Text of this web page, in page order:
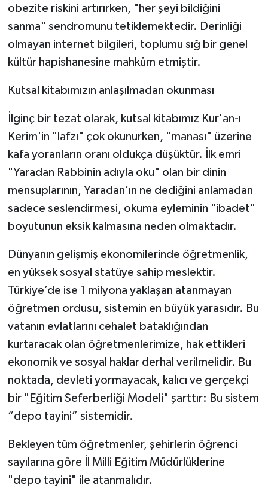
obezite riskini artırırken, "her şeyi bildiğini
sanma" sendromunu tetiklemektedir. Derinliği
olmayan internet bilgileri, toplumu sığ bir genel
kültür hapishanesine mahkûm etmiştir.
Kutsal kitabımızın anlaşılmadan okunması
İlginç bir tezat olarak, kutsal kitabımız Kur'an-ı
Kerim'in "lafzı" çok okunurken, "manası" üzerine
kafa yoranların oranı oldukça düşüktür. İlk emri
"Yaradan Rabbinin adıyla oku" olan bir dinin
mensuplarının, Yaradan’ın ne dediğini anlamadan
sadece seslendirmesi, okuma eyleminin "ibadet"
boyutunun eksik kalmasına neden olmaktadır.
Dünyanın gelişmiş ekonomilerinde öğretmenlik,
en yüksek sosyal statüye sahip meslektir.
Türkiye’de ise 1 milyona yaklaşan atanmayan
öğretmen ordusu, sistemin en büyük yarasıdır. Bu
vatanın evlatlarını cehalet bataklığından
kurtaracak olan öğretmenlerimize, hak ettikleri
ekonomik ve sosyal haklar derhal verilmelidir. Bu
noktada, devleti yormayacak, kalıcı ve gerçekçi
bir "Eğitim Seferberliği Modeli" şarttır: Bu sistem
“depo tayini” sistemidir.
Bekleyen tüm öğretmenler, şehirlerin öğrenci
sayılarına göre İl Milli Eğitim Müdürlüklerine
"depo tayini" ile atanmalıdır.